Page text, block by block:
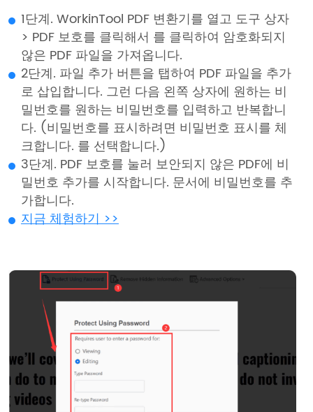
1단계. WorkinTool PDF 변환기를 열고 도구 상자
> PDF 보호를 클릭해서 를 클릭하여 암호화되지
않은 PDF 파일을 가져옵니다.
2단계. 파일 추가 버튼을 탭하여 PDF 파일을 추가
로 삽입합니다. 그런 다음 왼쪽 상자에 원하는 비
밀번호를 원하는 비밀번호를 입력하고 반복합니
다. (비밀번호를 표시하려면 비밀번호 표시를 체
크합니다. 를 선택합니다.)
3단계. PDF 보호를 눌러 보안되지 않은 PDF에 비
밀번호 추가를 시작합니다. 문서에 비밀번호를 추
가합니다.
지금 체험하기 >>